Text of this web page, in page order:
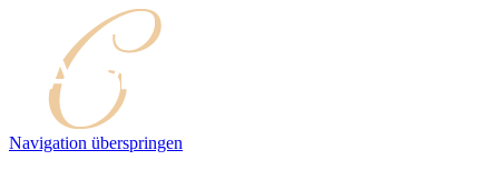
Navigation überspringen